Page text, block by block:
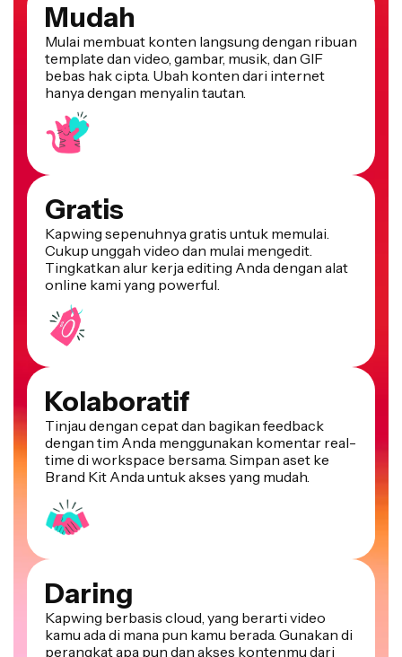
Mudah
Mulai membuat konten langsung dengan ribuan
template dan video, gambar, musik, dan GIF
bebas hak cipta. Ubah konten dari internet
hanya dengan menyalin tautan.
Gratis
Kapwing sepenuhnya gratis untuk memulai.
Cukup unggah video dan mulai mengedit.
Tingkatkan alur kerja editing Anda dengan alat
online kami yang powerful.
Kolaboratif
Tinjau dengan cepat dan bagikan feedback
dengan tim Anda menggunakan komentar real-
time di workspace bersama. Simpan aset ke
Brand Kit Anda untuk akses yang mudah.
Daring
Kapwing berbasis cloud, yang berarti video
kamu ada di mana pun kamu berada. Gunakan di
perangkat apa pun dan akses kontenmu dari